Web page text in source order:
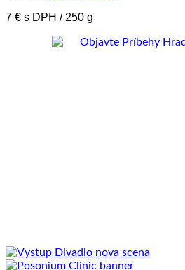
7 € s DPH / 250 g